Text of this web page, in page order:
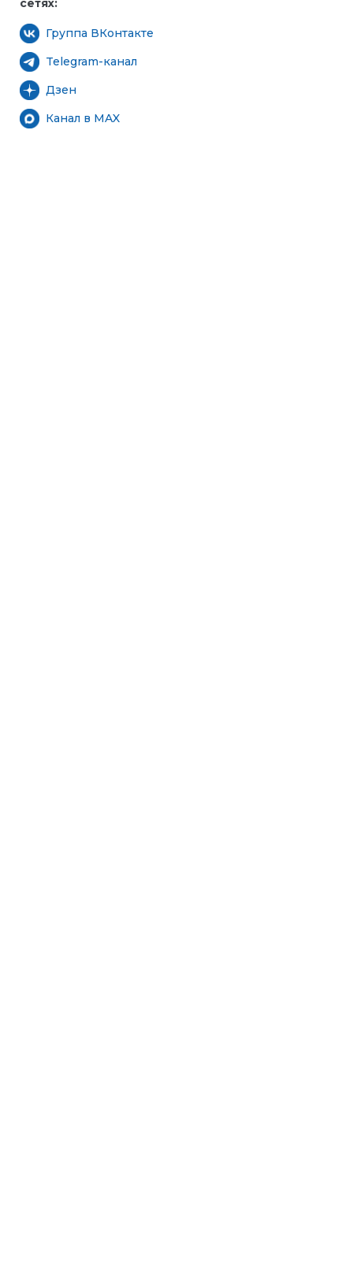
сетях:
Группа ВКонтакте
Telegram-канал
Дзен
Канал в MAX